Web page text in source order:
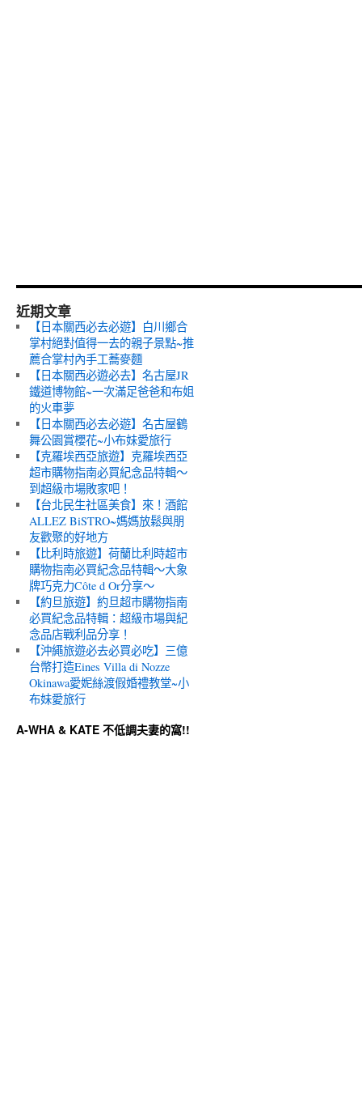
近期文章
【日本關西必去必遊】白川鄉合
掌村絕對值得一去的親子景點~推
薦合掌村內手工蕎麥麵
【日本關西必遊必去】名古屋JR
鐵道博物館~一次滿足爸爸和布姐
的火車夢
【日本關西必去必遊】名古屋鶴
舞公園賞櫻花~小布妹愛旅行
【克羅埃西亞旅遊】克羅埃西亞
超市購物指南必買紀念品特輯～
到超級市場敗家吧！
【台北民生社區美食】來！酒館
ALLEZ BiSTRO~媽媽放鬆與朋
友歡聚的好地方
【比利時旅遊】荷蘭比利時超市
購物指南必買紀念品特輯～大象
牌巧克力Côte d Or分享～
【約旦旅遊】約旦超市購物指南
必買紀念品特輯：超級市場與紀
念品店戰利品分享！
【沖繩旅遊必去必買必吃】三億
台幣打造Eines Villa di Nozze
Okinawa愛妮絲渡假婚禮教堂~小
布妹愛旅行
A-WHA & KATE 不低調夫妻的窩!!